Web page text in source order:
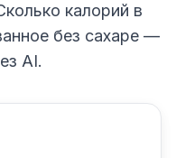
калорий в
без сахаре —
AI.